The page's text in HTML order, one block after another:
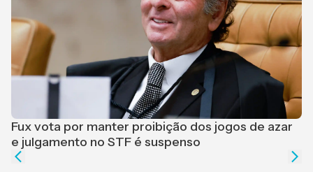
Fux vota por manter proibição dos jogos de azar
e julgamento no STF é suspenso